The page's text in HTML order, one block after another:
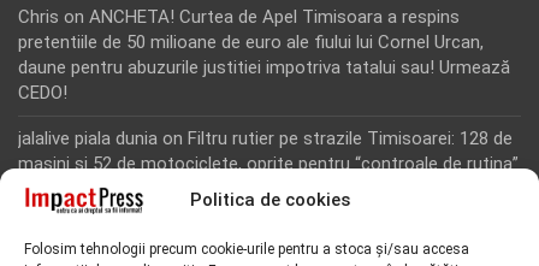
Politica de cookies
Folosim tehnologii precum cookie-urile pentru a stoca și/sau accesa
Chris on ANCHETA! Curtea de Apel Timisoara a respins
pretentiile de 50 milioane de euro ale fiului lui Cornel Urcan,
daune pentru abuzurile justitiei impotriva tatalui sau! Urmează
CEDO!
jalalive piala dunia on Filtru rutier pe strazile Timisoarei: 128 de
masini si 52 de motociclete, oprite pentru “controale de rutina”
Rodion Camatoritul on Inca un martor din dosarul fraudei cu
“Toti martorii hartuiti au facut plangere penala pentru